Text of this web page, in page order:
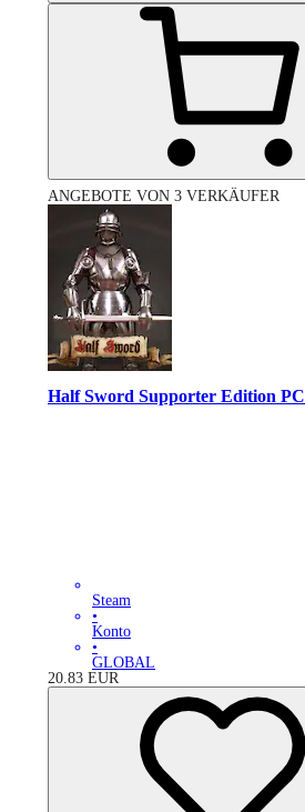
ANGEBOTE VON 3 VERKÄUFER
Half Sword Supporter Edition PC
Steam
•
Konto
•
GLOBAL
20.83 EUR